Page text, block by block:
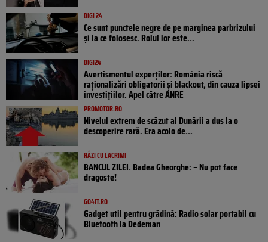
DIGI 24
Ce sunt punctele negre de pe marginea parbrizului
și la ce folosesc. Rolul lor este...
DIGI24
Avertismentul experților: România riscă
raționalizări obligatorii și blackout, din cauza lipsei
investițiilor. Apel către ANRE
PROMOTOR.RO
Nivelul extrem de scăzut al Dunării a dus la o
descoperire rară. Era acolo de...
RÂZI CU LACRIMI
BANCUL ZILEI. Badea Gheorghe: – Nu pot face
dragoste!
GO4IT.RO
Gadget util pentru grădină: Radio solar portabil cu
Bluetooth la Dedeman